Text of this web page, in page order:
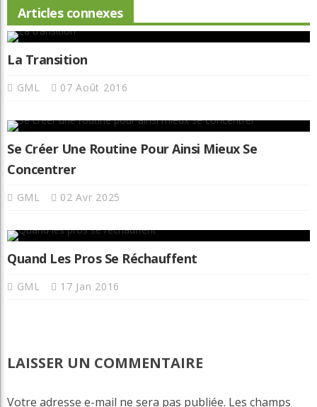
Articles connexes
La Transition
GML 07 Août 2016
Se Créer Une Routine Pour Ainsi Mieux Se
Concentrer
GML 02 Avr 2025
Quand Les Pros Se Réchauffent
GML 17 Jan 2016
LAISSER UN COMMENTAIRE
Votre adresse e-mail ne sera pas publiée. Les champs